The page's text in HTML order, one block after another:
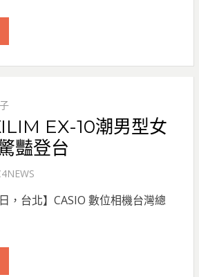
EX-10潮男型女
豔登台
，台北】CASIO 數位相機台灣總